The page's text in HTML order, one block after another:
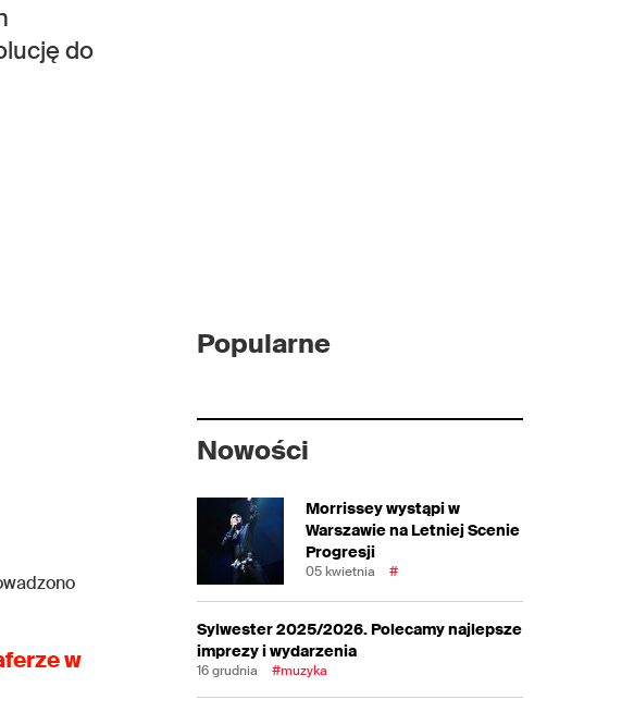
do
w
Popularne
Nowości
Morrissey wystąpi w
Warszawie na Letniej Scenie
Progresji
05 kwietnia #
Sylwester 2025/2026. Polecamy najlepsze
imprezy i wydarzenia
16 grudnia #muzyka